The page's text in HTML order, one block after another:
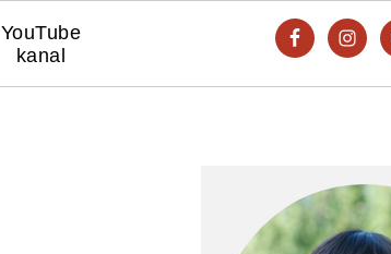
YouTube
kanal